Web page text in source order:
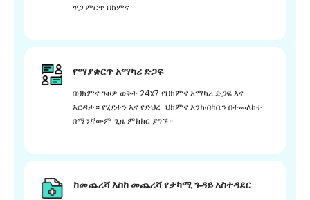
ዋጋ ምርጥ ህክምና.
የማያቋርጥ አማካሪ ድጋፍ
በህክምና ጉዞዎ ወቅት 24x7 የህክምና አማካሪ ድጋፍ እና
እርዳታ። የሂደቱን እና የድህረ-ህክምና እንክብካቤን በተመለከተ
በማንኛውም ጊዜ ምክክር ያግኙ።
ከመጨረሻ እስከ መጨረሻ የታካሚ ጉዳይ አስተዳደር